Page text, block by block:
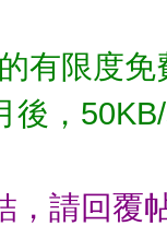
有限度
後，
，請回覆